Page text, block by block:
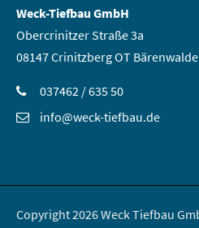
Weck-Tiefbau GmbH
Obercrinitzer Straße 3a
08147 Crinitzberg OT Bärenwalde
037462 / 635 50
info@weck-tiefbau.de
Copyright 2026 Weck Tiefbau